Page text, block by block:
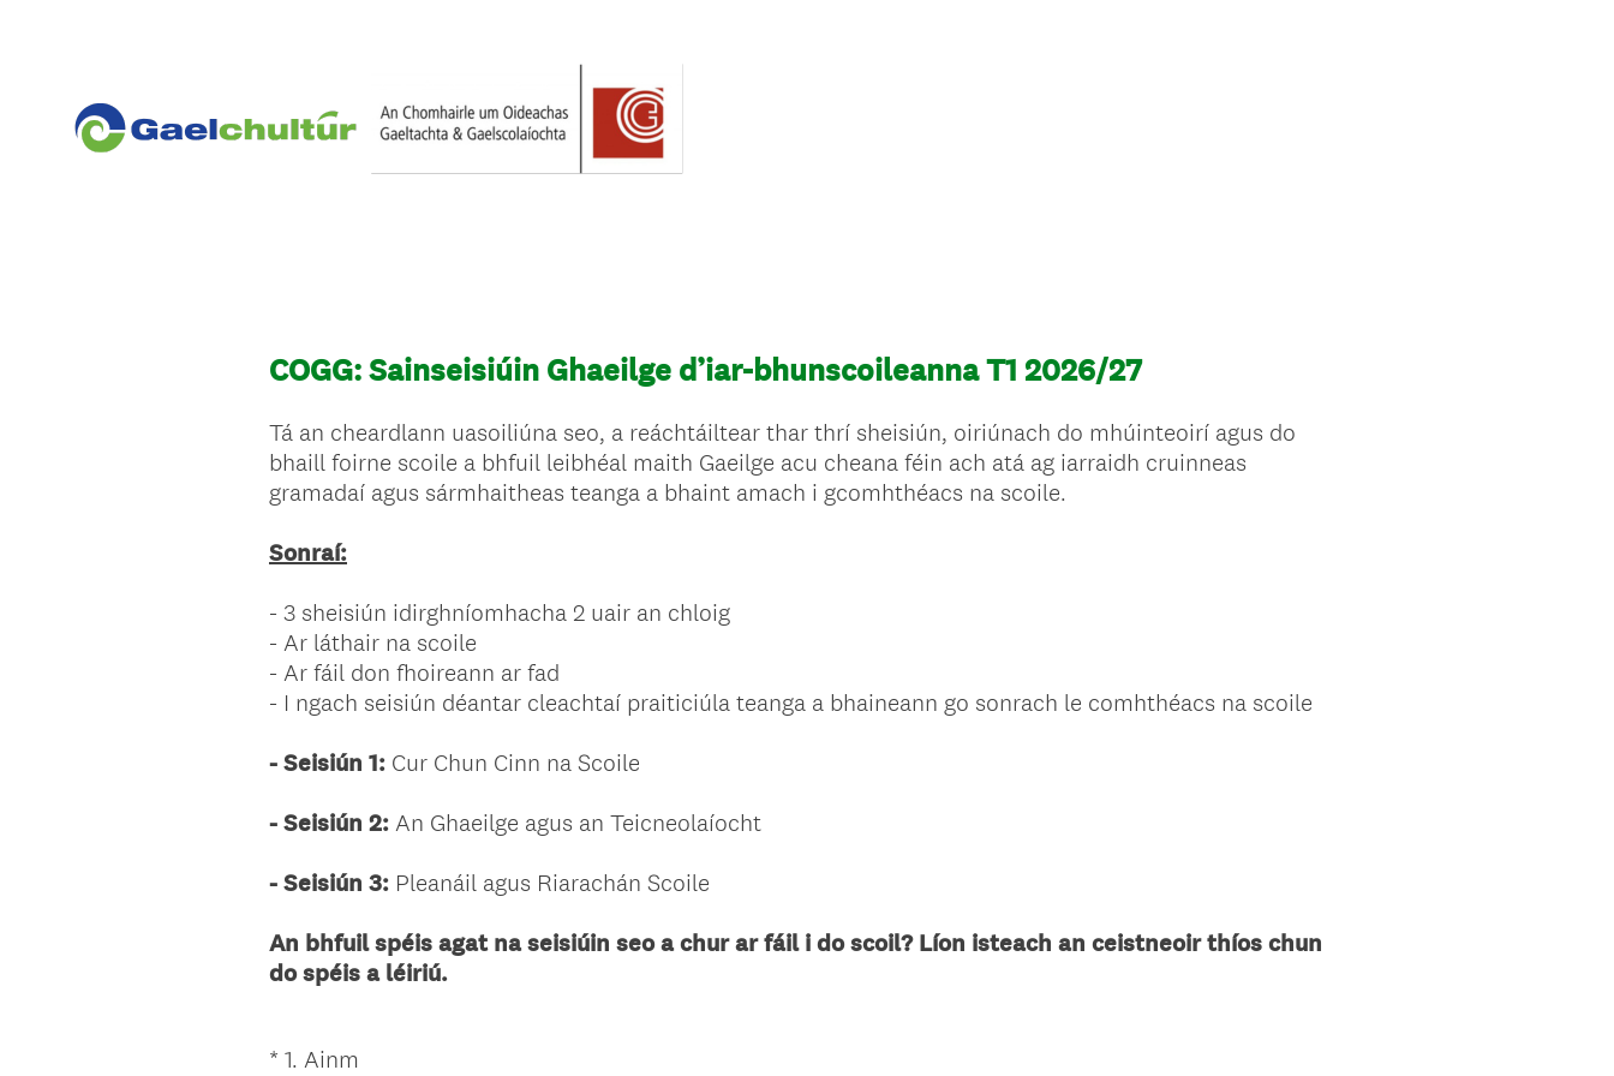
COGG: Sainseisiúin Ghaeilge d’iar-bhunscoileanna T1 2026/27
Tá an cheardlann uasoiliúna seo, a reáchtáiltear thar thrí sheisiún, oiriúnach do mhúinteoirí agus do
bhaill foirne scoile a bhfuil leibhéal maith Gaeilge acu cheana féin ach atá ag iarraidh cruinneas
gramadaí agus sármhaitheas teanga a bhaint amach i gcomhthéacs na scoile.
Sonraí:
- 3 sheisiún idirghníomhacha 2 uair an chloig
- Ar láthair na scoile
- Ar fáil don fhoireann ar fad
- I ngach seisiún déantar cleachtaí praiticiúla teanga a bhaineann go sonrach le comhthéacs na scoile
- Seisiún 1: Cur Chun Cinn na Scoile
- Seisiún 2:An Ghaeilge agus an Teicneolaíocht
- Seisiún 3: Pleanáil agus Riarachán Scoile
An bhfuil spéis agat na seisiúin seo a chur ar fáil i do scoil? Líon isteach an ceistneoir thíos chun
do spéis a léiriú.
Question
* 1. Ainm